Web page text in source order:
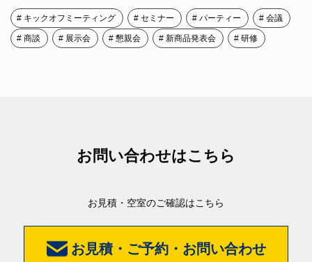
キックオフミーティング セミナー パーティー 会議
商談 展示会 懇親会 新商品発表会 研修
お問い合わせはこちら
お見積・空室のご確認はこちら
お見積・ご予約・お問い合わせ